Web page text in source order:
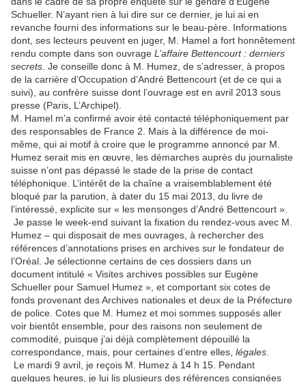
Schueller. N’ayant rien à lui dire sur ce dernier, je lui ai en
revanche fourni des informations sur le beau-père. Informations
dont, ses lecteurs peuvent en juger, M. Hamel a fort honnêtement
rendu compte dans son ouvrage L’affaire Bettencourt : derniers
secrets . Je conseille donc à M. Humez, de s’adresser, à propos
de la carrière d’Occupation d’André Bettencourt (et de ce qui a
suivi), au confrère suisse dont l’ouvrage est en avril 2013 sous
presse (Paris, L’Archipel).
M. Hamel m’a confirmé avoir été contacté téléphoniquement par
des responsables de France 2. Mais à la différence de moi-
même, qui ai motif à croire que le programme annoncé par M.
Humez serait mis en œuvre, les démarches auprès du journaliste
suisse n’ont pas dépassé le stade de la prise de contact
téléphonique. L’intérêt de la chaîne a vraisemblablement été
bloqué par la parution, à dater du 15 mai 2013, du livre de
l’intéressé, explicite sur « les mensonges d’André Bettencourt ».
Je passe le week-end suivant la fixation du rendez-vous avec M.
Humez – qui disposait de mes ouvrages, à rechercher des
références d’annotations prises en archives sur le fondateur de
l’Oréal. Je sélectionne certains de ces dossiers dans un
document intitulé « Visites archives possibles sur Eugène
Schueller pour Samuel Humez », et comportant six cotes de
fonds provenant des Archives nationales et deux de la Préfecture
de police. Cotes que M. Humez et moi sommes supposés aller
voir bientôt ensemble, pour des raisons non seulement de
commodité, puisque j’ai déjà complètement dépouillé la
correspondance, mais, pour certaines d’entre elles, légales
Le mardi 9 avril, je reçois M. Humez à 14 h 15. Pendant
quelques heures, je lui lis plusieurs des références consignées